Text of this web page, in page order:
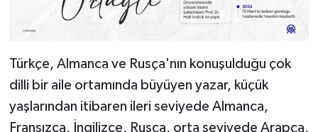
Türkçe, Almanca ve Rusça'nın konuşulduğu çok
dilli bir aile ortamında büyüyen yazar, küçük
yaşlarından itibaren ileri seviyede Almanca,
Fransızca, İngilizce, Rusça, orta seviyede Arapça,